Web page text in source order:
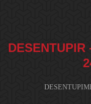
DESENTUPIR